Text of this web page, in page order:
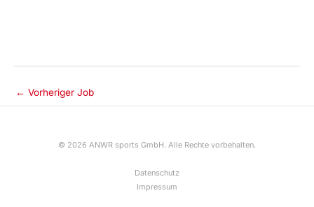
← Vorheriger Job
© 2026 ANWR sports GmbH. Alle Rechte vorbehalten.
Datenschutz
Impressum